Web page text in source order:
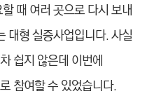
때 여러 곳으로 다시 보내
대형 실증사업입니다. 사실
쉽지 않은데 이번에
참여할 수 있었습니다.